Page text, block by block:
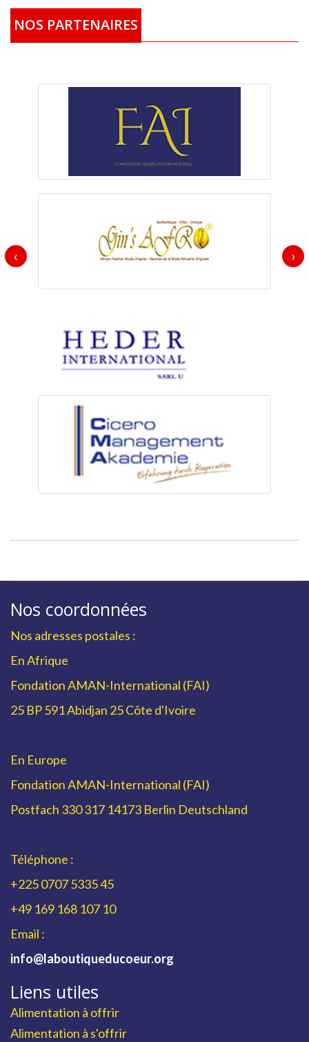
NOS PARTENAIRES
‹ ›
Nos coordonnées
Nos adresses postales :
En Afrique
Fondation AMAN-International (FAI)
25 BP 591 Abidjan 25 Côte d'Ivoire
En Europe
Fondation AMAN-International (FAI)
Postfach 330 317 14173 Berlin Deutschland
Téléphone :
+225 0707 5335 45
+49 169 168 107 10
Email :
info@laboutiqueducoeur.org
Liens utiles
Alimentation à offrir
Alimentation à s'offrir